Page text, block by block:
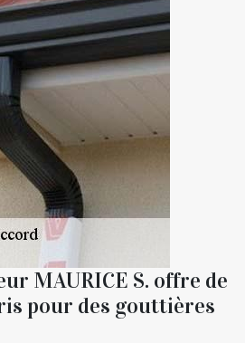
MAURICE S. offre de
pour des gouttières